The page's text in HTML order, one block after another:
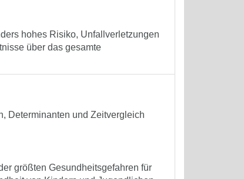
hohes Risiko, Unfallverletzungen
über das gesamte
Determinanten und Zeitvergleich
größten Gesundheitsgefahren für